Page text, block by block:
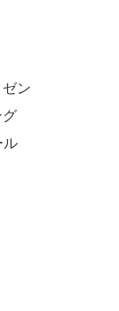
ン
グ
ル